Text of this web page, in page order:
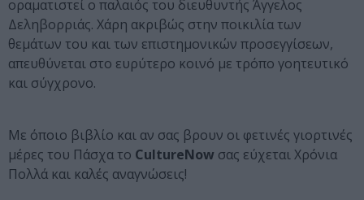
οραματιστεί ο παλαιός του διευθυντής Άγγελος
Δεληβορριάς. Χάρη ακριβώς στην ποικιλία των
θεμάτων του και των επιστημονικών προσεγγίσεων,
απευθύνεται στο ευρύτερο κοινό με τρόπο γοητευτικό
και σύγχρονο.
Με όποιο βιβλίο και αν σας βρουν οι φετινές γιορτινές
μέρες του Πάσχα το CultureNow σας εύχεται Χρόνια
Πολλά και καλές αναγνώσεις!